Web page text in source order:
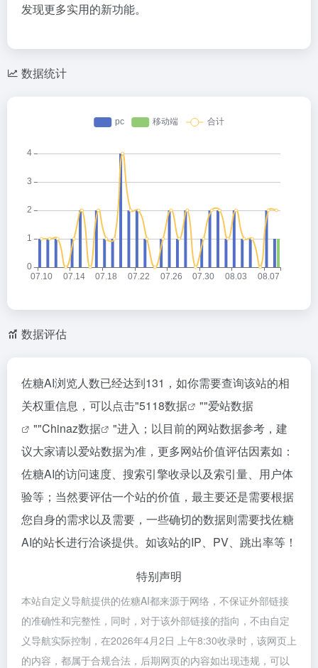
发现更多实用的新功能。
数据统计
数据评估
佐糖AI浏览人数已经达到131，如你需要查询该站的相
关权重信息，可以点击"5118数据 ""爱站数据
""Chinaz数据
"进入；以目前的网站数据参考，建
议大家请以爱站数据为准，更多网站价值评估因素如：
佐糖AI的访问速度、搜索引擎收录以及索引量、用户体
验等；当然要评估一个站的价值，最主要还是需要根据
您自身的需求以及需要，一些确切的数据则需要找佐糖
AI的站长进行洽谈提供。如该站的IP、PV、跳出率等！
特别声明
本站自定义导航提供的佐糖AI都来源于网络，不保证外部链接
的准确性和完整性，同时，对于该外部链接的指向，不由自定
义导航实际控制，在2026年4月2日 上午8:30收录时，该网页上
的内容，都属于合规合法，后期网页的内容如出现违规，可以